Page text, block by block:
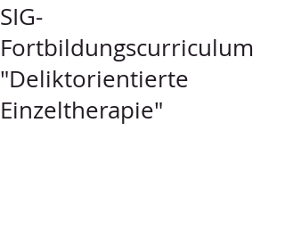
SIG-
Fortbildungscurriculum
"Deliktorientierte
Einzeltherapie"